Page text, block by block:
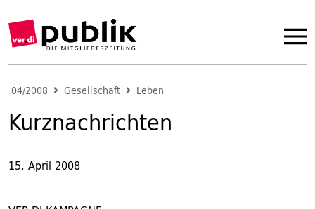
04/2008 Gesellschaft Leben
Kurznachrichten
15. April 2008